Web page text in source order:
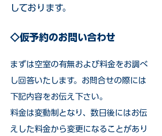
しております。
◇仮予約のお問い合わせ
まずは空室の有無および料金をお調べ
し回答いたします。お問合せの際には
下記内容をお伝え下さい。
料金は変動制となり、数日後にはお伝
えした料金から変更になることがあり